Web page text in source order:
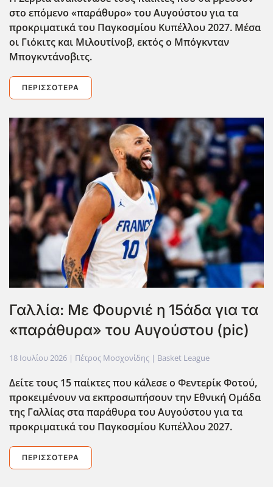
στο επόμενο «παράθυρο» του Αυγούστου για τα
προκριματικά του Παγκοσμίου Κυπέλλου 2027. Μέσα
οι Γιόκιτς και Μιλουτίνοβ, εκτός ο Μπόγκνταν
Μπογκντάνοβιτς.
ΠΕΡΙΣΣΌΤΕΡΑ
Γαλλία: Με Φουρνιέ η 15άδα για τα
«παράθυρα» του Αυγούστου (pic)
18 Ιουλίου 2026 | Πέτρος Μοσχονίδης | Basket League
Δείτε τους 15 παίκτες που κάλεσε ο Φεντερίκ Φοτού,
προκειμένουν να εκπροσωπήσουν την Εθνική Ομάδα
της Γαλλίας στα παράθυρα του Αυγούστου για τα
προκριματικά του Παγκοσμίου Κυπέλλου 2027.
ΠΕΡΙΣΣΌΤΕΡΑ